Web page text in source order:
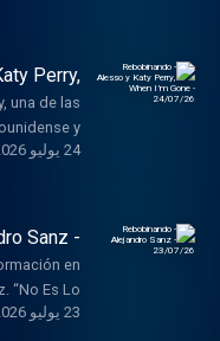
en
Quatro.
Perry,
24/07/26
una de las
y
más
24 يوليو 2026
Sanz -
23/07/26
en
“No Es Lo
y daba
23 يوليو 2026